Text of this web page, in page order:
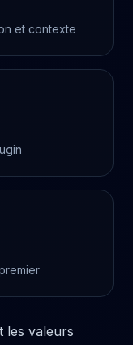
et contexte
les valeurs